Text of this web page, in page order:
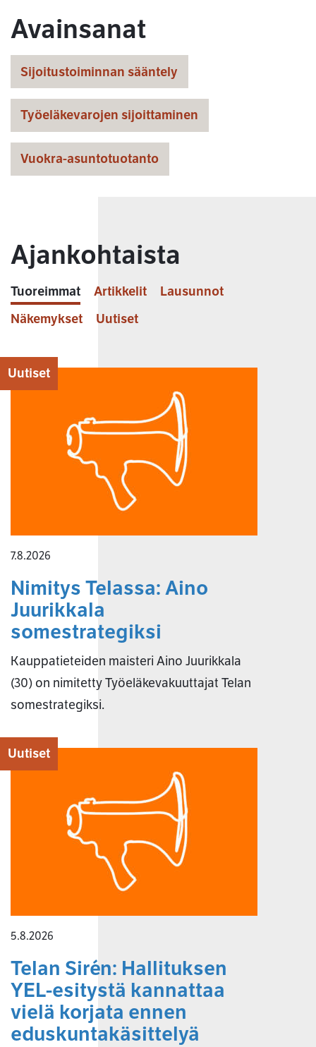
Avainsanat
Sijoitustoiminnan sääntely
Työeläkevarojen sijoittaminen
Vuokra-asuntotuotanto
Ajankohtaista
Tuoreimmat Artikkelit
Lausunnot
Näkemykset
Uutiset
Uutiset
7.8.2026
Nimitys Telassa: Aino
Juurikkala
somestrategiksi
Kauppatieteiden maisteri Aino Juurikkala
(30) on nimitetty Työeläkevakuuttajat Telan
somestrategiksi.
Uutiset
5.8.2026
Telan Sirén: Hallituksen
YEL-esitystä kannattaa
vielä korjata ennen
eduskuntakäsittelyä